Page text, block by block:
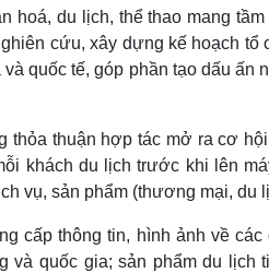
hoá, du lịch, thể thao mang
cứu, xây dựng kế hoạch
quốc tế, góp phần tạo dấu ấn
thỏa thuận hợp tác mở ra cơ
khách du lịch trước khi lên
vụ, sản phẩm (thương mại, du
cấp thông tin, hình ảnh về
quốc gia; sản phẩm du lịch